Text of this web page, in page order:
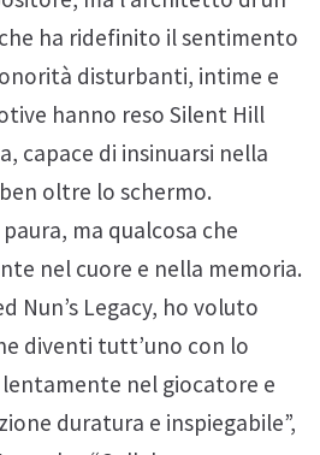
ha ridefinito il sentimento
disturbanti, intime e
hanno reso Silent Hill
capace di insinuarsi nella
oltre lo schermo.
ma qualcosa che
nel cuore e nella memoria.
Nun’s Legacy, ho voluto
diventi tutt’uno con lo
nel giocatore e
duratura e inspiegabile”,